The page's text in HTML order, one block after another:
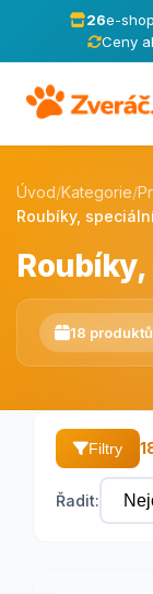
26e-
Ceny
Úvod/Kategorie/
Roubíky,
18 produktů
Filtry
Řadit: